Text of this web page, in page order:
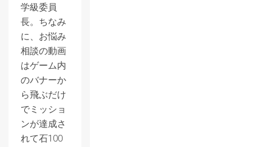
学級委員
長。ちなみ
に、お悩み
相談の動画
はゲーム内
のバナーか
ら飛ぶだけ
でミッショ
ンが達成さ
れて石100